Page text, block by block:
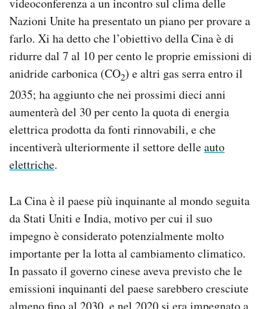
CALENDARIO
AREA PERSONALE
Newsletter
Notifiche mobile
Regala il Post
Hai bisogno di aiuto?
Esci
videoconferenza a un incontro sul clima delle
Nazioni Unite ha presentato un piano per provare a
farlo. Xi ha detto che l’obiettivo della Cina è di
ridurre dal 7 al 10 per cento le proprie emissioni di
anidride carbonica (CO2) e altri gas serra entro il
2035; ha aggiunto che nei prossimi dieci anni
aumenterà del 30 per cento la quota di energia
elettrica prodotta da fonti rinnovabili, e che
incentiverà ulteriormente il settore delleauto
elettriche.
La Cina è il paese più inquinante al mondo seguita
da Stati Uniti e India, motivo per cui il suo
impegno è considerato potenzialmente molto
importante per la lotta al cambiamento climatico.
In passato il governo cinese aveva previsto che le
emissioni inquinanti del paese sarebbero cresciute